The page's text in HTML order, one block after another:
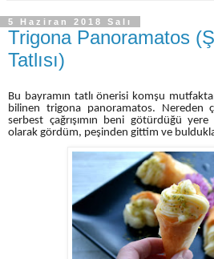
5 Haziran 2018 Salı
Trigona Panoramatos
Tatlısı)
Bu bayramın tatlı önerisi komşu
bilinen trigona panoramatos. Nereden
serbest çağrışımın beni götürdüğü
olarak gördüm, peşinden gittim ve